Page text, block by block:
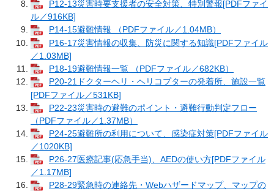
P12-13災害時要支援者の安全対策、特別警報[PDFファイ
ル／916KB]
P14-15避難情報 （PDFファイル／1.04MB）
P16-17災害情報の収集、防災に関する知識[PDFファイル
／1.03MB]
P18-19避難情報一覧 （PDFファイル／682KB）
P20-21ドクターヘリ・ヘリコプターの発着所、施設一覧
[PDFファイル／531KB]
P22-23災害時の避難のポイント・避難行動判定フロー
（PDFファイル／1.37MB）
P24-25避難所の利用について、感染症対策[PDFファイル
／1020KB]
P26-27医療記事(応急手当)、AEDの使い方[PDFファイル
／1.17MB]
P28-29緊急時の連絡先・Webハザードマップ、マップの